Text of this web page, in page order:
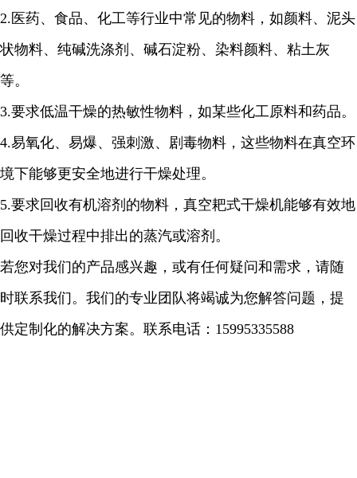
2. 医药、食品、化工等行业中常见的物料，如颜料、泥头
状物料、纯碱洗涤剂、碱石淀粉、染料颜料、粘土灰
等。
3.要求低温干燥的热敏性物料，如某些化工原料和药品。
4.易氧化、易爆、强刺激、剧毒物料，这些物料在真空环
境下能够更安全地进行干燥处理。
5.要求回收有机溶剂的物料，真空耙式干燥机能够有效地
回收干燥过程中排出的蒸汽或溶剂。
若您对我们的产品感兴趣，或有任何疑问和需求，请随
时联系我们。我们的专业团队将竭诚为您解答问题，提
供定制化的解决方案。 联系电话： 15995335588